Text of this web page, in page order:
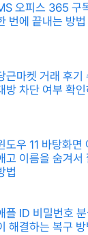
오피스 365 구
번에 끝내는 방법
근마켓 거래 후기
방 차단 여부 확
도우 11 바탕화면
고 이름을 숨겨서
법
플 ID 비밀번호
해결하는 복구